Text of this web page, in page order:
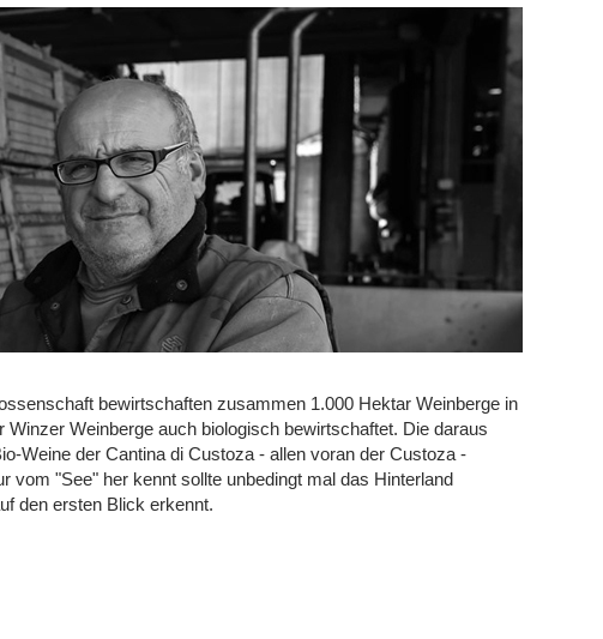
bewirtschaften zusammen 1.000 Hektar Weinberge in
Weinberge auch biologisch bewirtschaftet. Die daraus
Weine der Cantina di Custoza - allen voran der Custoza -
vom "See" her kennt sollte unbedingt mal das Hinterland
den ersten Blick erkennt.